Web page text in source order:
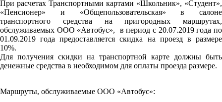
При расчетах Транспортными картами «Школьник», «Студент»,
«Пенсионер» и «Общепользовательская» в салоне
транспортного средства на пригородных маршрутах,
обслуживаемых ООО «Автобус», в период с 20.07.2019 года по
01.09.2019 года предоставляется скидка на проезд в размере
10%.
Для получения скидки на транспортной карте должны быть
денежные средства в необходимом для оплаты проезда размере.
Маршруты, обслуживаемые ООО «Автобус»: